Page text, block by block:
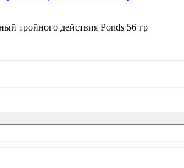
тройного действия Ponds 56 гр